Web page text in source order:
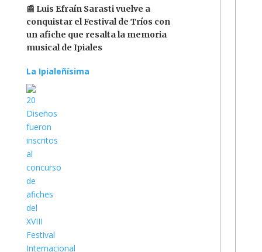
📰 Luis Efraín Sarasti vuelve a
conquistar el Festival de Tríos con
un afiche que resalta la memoria
musical de Ipiales
La Ipialeñísima